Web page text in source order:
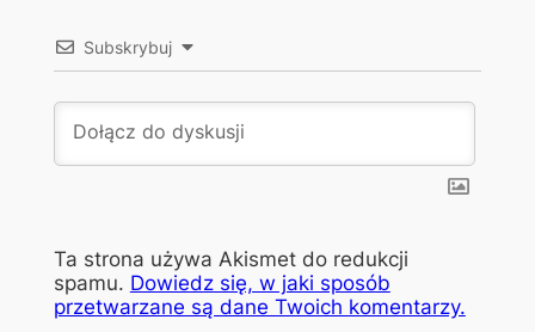
Subskrybuj
Ta strona używa Akismet do redukcji
spamu. Dowiedz się, w jaki sposób
przetwarzane są dane Twoich komentarzy.